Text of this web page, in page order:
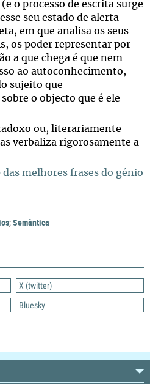
X (twitter)
Bluesky
o processo de escrita surge
seu estado de alerta
em que analisa os seus
os poder representar por
a que chega é que nem
ao autoconhecimento,
sujeito que
o objecto que é ele
ou, literariamente
verbaliza rigorosamente a
das melhores frases do génio
;Semântica